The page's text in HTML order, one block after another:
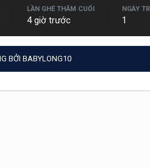
LẦN GHÉ THĂM CUỐI
4 giờ trước
NGÀY
1
BỞI BABYLONG10